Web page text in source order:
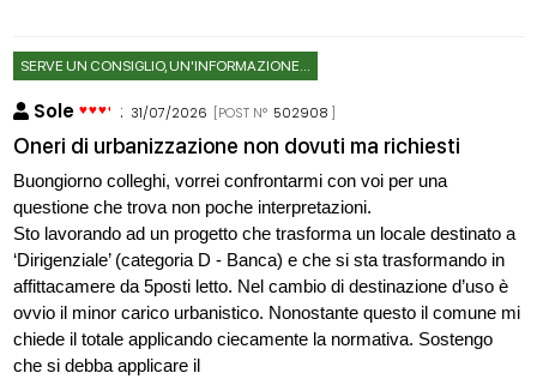
SERVE UN CONSIGLIO, UN'INFORMAZIONE...
Sole : 31/07/2026 [POST N° 502908 ]
Oneri di urbanizzazione non dovuti ma richiesti
Buongiorno colleghi, vorrei confrontarmi con voi per una
questione che trova non poche interpretazioni.
Sto lavorando ad un progetto che trasforma un locale destinato a
‘Dirigenziale’ (categoria D - Banca) e che si sta trasformando in
affittacamere da 5posti letto. Nel cambio di destinazione d’uso è
ovvio il minor carico urbanistico. Nonostante questo il comune mi
chiede il totale applicando ciecamente la normativa. Sostengo
che si debba applicare il